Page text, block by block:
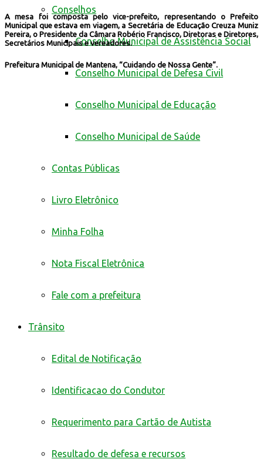
Conselhos
Conselho Municipal de Assistência Social
Conselho Municipal de Defesa Civil
Conselho Municipal de Educação
Conselho Municipal de Saúde
Contas Públicas
Livro Eletrônico
Minha Folha
Nota Fiscal Eletrônica
Fale com a prefeitura
Trânsito
Edital de Notificação
Identificacao do Condutor
Requerimento para Cartão de Autista
Resultado de defesa e recursos
A mesa foi composta pelo vice-prefeito, representando o Prefeito
Municipal que estava em viagem, a Secretária de Educação Creuza Muniz
Pereira, o Presidente da Câmara Robério Francisco, Diretoras e Diretores,
Secretários Municipais e vereadores.
Prefeitura Municipal de Mantena, “Cuidando de Nossa Gente”.